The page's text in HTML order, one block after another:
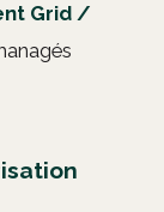
Grid /